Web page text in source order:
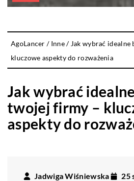
AgoLancer / Inne/ Jak wybrać
kluczowe aspekty do rozważenia
Jak wybrać
twojej firmy –
aspekty do
Jadwiga Wiśniewska
25